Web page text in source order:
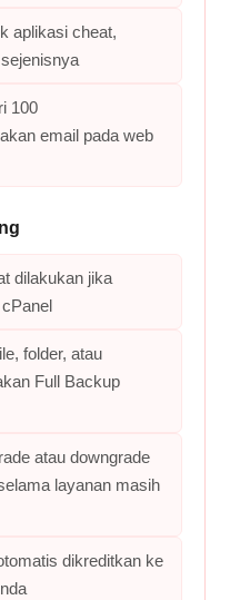
aplikasi cheat,
100
email pada web
dilakukan jika
folder, atau
Full Backup
atau downgrade
layanan masih
dikreditkan ke